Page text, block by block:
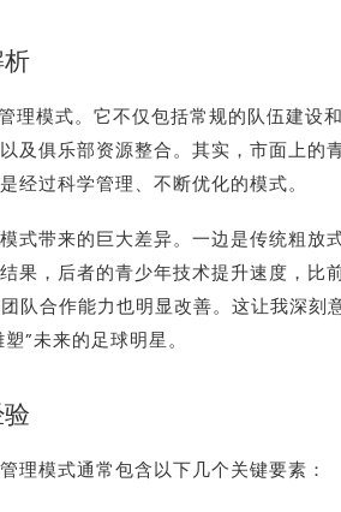
理模式。它不仅包括常规的队伍建设
及俱乐部资源整合。其实，市面上的
经过科学管理、不断优化的模式。
式带来的巨大差异。一边是传统粗放
果，后者的青少年技术提升速度，比
队合作能力也明显改善。这让我深刻
”未来的足球明星。
理模式通常包含以下几个关键要素：